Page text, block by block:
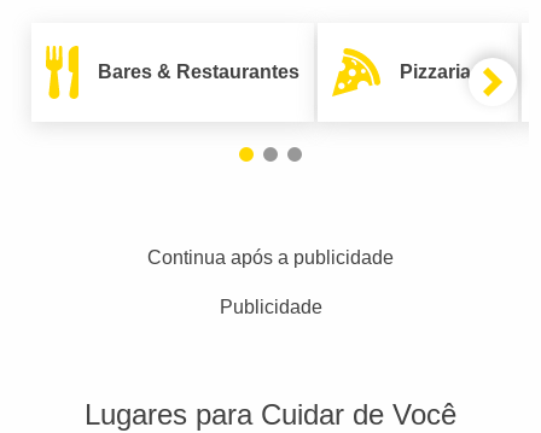
Bares & Restaurantes Pizzarias
Continua após a publicidade
Publicidade
Lugares para Cuidar de Você